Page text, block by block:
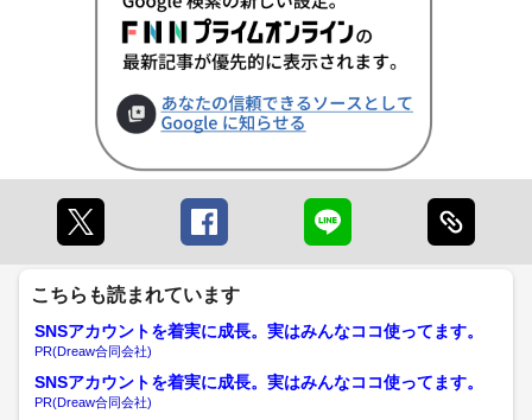
こちらも読まれています
SNSアカウントを着実に成長。実はみんなココ使ってます。
PR(Dreaw合同会社)
SNSアカウントを着実に成長。実はみんなココ使ってます。
PR(Dreaw合同会社)